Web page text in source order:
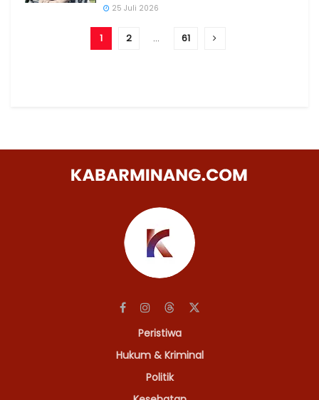
25 Juli 2026
1 2 … 61
Peristiwa
Hukum & Kriminal
Politik